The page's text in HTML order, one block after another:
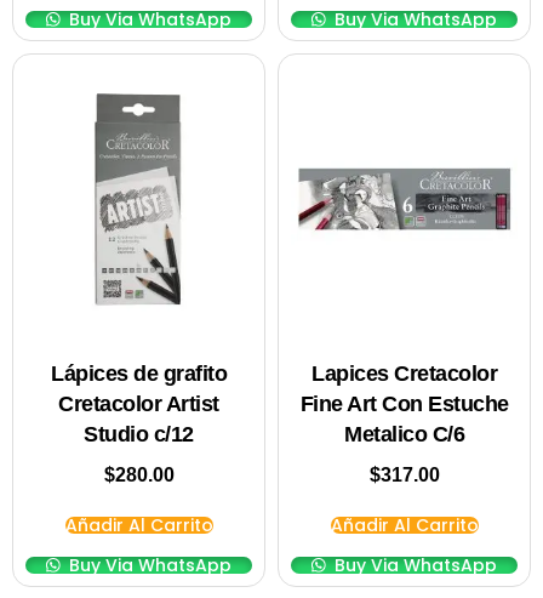
Buy Via WhatsApp
Buy Via WhatsApp
Lápices de grafito
Cretacolor Artist
Studio c/12
$280.00
Añadir Al Carrito
Buy Via WhatsApp
Lapices Cretacolor
Fine Art Con Estuche
Metalico C/6
$317.00
Añadir Al Carrito
Buy Via WhatsApp